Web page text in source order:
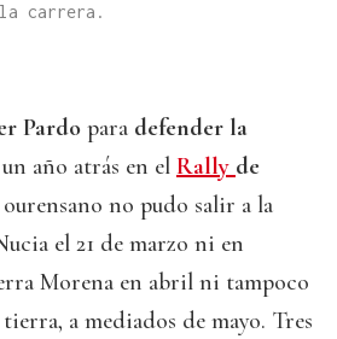
la carrera.
Pardo para defender la
año atrás en el Rally de
no pudo salir a la
el 21 de marzo ni en
Morena en abril ni tampoco
a mediados de mayo. Tres